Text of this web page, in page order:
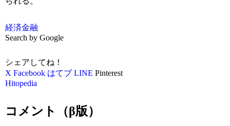
経済金融
Search by Google
シェアしてね！
X Facebook はてブ LINE Pinterest
Hitopedia
コメント（β版）